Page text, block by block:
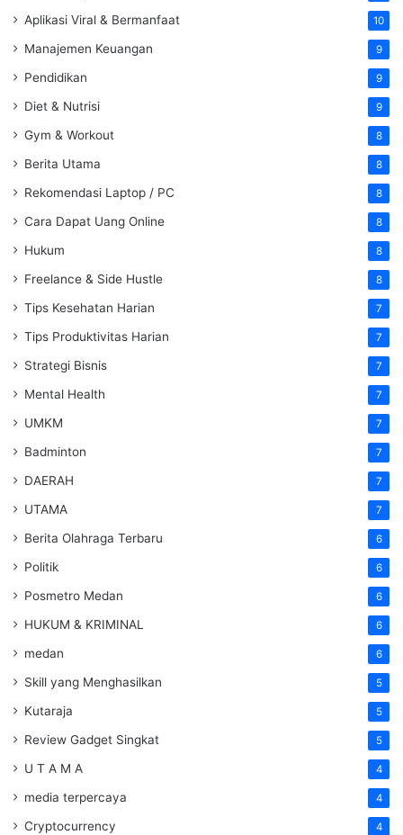
Aplikasi Viral & Bermanfaat 10
Manajemen Keuangan 9
Pendidikan 9
Diet & Nutrisi 9
Gym & Workout 8
Berita Utama 8
Rekomendasi Laptop / PC 8
Cara Dapat Uang Online 8
Hukum 8
Freelance & Side Hustle 8
Tips Kesehatan Harian 7
Tips Produktivitas Harian 7
Strategi Bisnis 7
Mental Health 7
UMKM 7
Badminton 7
DAERAH 7
UTAMA 7
Berita Olahraga Terbaru 6
Politik 6
Posmetro Medan 6
HUKUM & KRIMINAL 6
medan 6
Skill yang Menghasilkan 5
Kutaraja 5
Review Gadget Singkat 5
U T A M A 4
media terpercaya 4
Cryptocurrency 4